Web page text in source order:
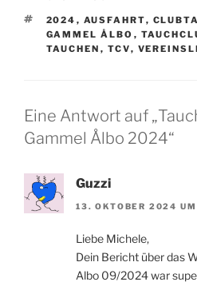
SCHLAGWÖRTER
2024 , AUSFAHRT,
GAMMEL ÅLBO ,
TAUCHEN , TCV,
Eine Antwort auf
Gammel Ålbo 2024“
Guzzi
13. OKTOBER 2024
Liebe Michele,
Dein Bericht über das
Albo 09/2024 war